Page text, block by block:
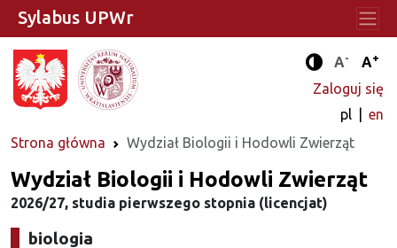
Tryb
A- A+
Zaloguj się
pl
en
Strona główna
Wydział Biologii i Hodowli Zwierząt
Sylabus UPWr
Wydział Biologii i Hodowli Zwierząt
2026/27, studia pierwszego stopnia (licencjat)
biologia